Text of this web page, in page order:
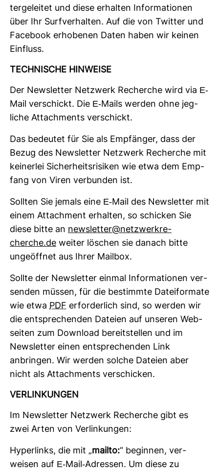
ter­ge­leitet und diese erhalten Infor­ma­tionen
über Ihr Surf­ver­halten. Auf die von Twitter und
Face­book erho­benen Daten haben wir keinen
Ein­fluss.
TECH­NI­SCHE HIN­WEISE
Der News­letter Netz­werk Recherche wird via E-​
Mail ver­schickt. Die E-​Mails werden ohne jeg­
liche Attach­ments ver­schickt.
Das bedeutet für Sie als Emp­fänger, dass der
Bezug des News­letter Netz­werk Recherche mit
kei­nerlei Sicher­heits­ri­siken wie etwa dem Emp­
fang von Viren ver­bunden ist.
Sollten Sie jemals eine E-​Mail des News­letter mit
einem Attach­ment erhalten, so schi­cken Sie
diese bitte an news­letter@netz­werk­re­
cherche.de weiter löschen sie danach bitte
unge­öffnet aus Ihrer Mailbox.
Sollte der News­letter einmal Infor­ma­tionen ver­
senden müssen, für die bestimmte Datei­for­mate
wie etwa PDF erfor­der­lich sind, so werden wir
die ent­spre­chenden Dateien auf unseren Web­
seiten zum Down­load bereit­stellen und im
News­letter einen ent­spre­chenden Link
anbringen. Wir werden solche Dateien aber
nicht als Attach­ments ver­schi­cken.
VER­LIN­KUNGEN
Im News­letter Netz­werk Recherche gibt es
zwei Arten von Ver­lin­kungen:
Hyper­links, die mit „mailto:“ beginnen, ver­
weisen auf E-​Mail-​Adressen. Um diese zu